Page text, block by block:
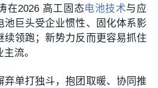
在2026 高工固态电池技术与应
池巨头受企业惯性、固化体系影
续领跑；新势力反而更容易抓住
流。
弃单打独斗，抱团取暖、协同推